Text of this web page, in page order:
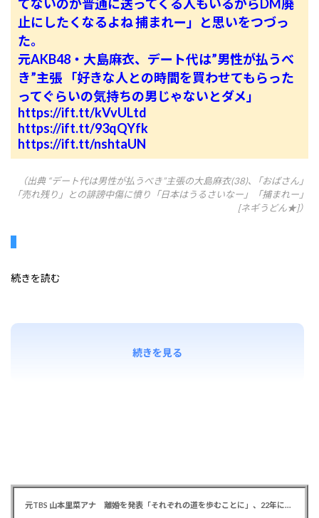
てないのか普通に送ってくる人もいるからDM廃
止にしたくなるよね 捕まれー」と思いをつづっ
た。
元AKB48・大島麻衣、デート代は”男性が払うべ
き”主張 「好きな人との時間を買わせてもらった
ってぐらいの気持ちの男じゃないとダメ」
https://ift.tt/kVvULtd
https://ift.tt/93qQYfk
https://ift.tt/nshtaUN
（出典 “デート代は男性が払うべき”主張の大島麻衣(38)､「おばさん」
「売れ残り」との誹謗中傷に憤り「日本はうるさいなー」「捕まれー」
[ネギうどん★]）
続きを読む
続きを見る
元TBS 山本里菜アナ 離婚を発表「それぞれの道を歩むことに」、22年に一般男性と結婚